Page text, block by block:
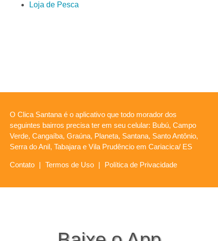
Loja de Pesca
O Clica Santana é o aplicativo que todo morador dos
seguintes bairros precisa ter em seu celular: Bubú, Campo
Verde, Cangaíba, Graúna, Planeta, Santana, Santo Antônio,
Serra do Anil, Tabajara e Vila Prudêncio em Cariacica/ ES
Contato | Termos de Uso | Política de Privacidade